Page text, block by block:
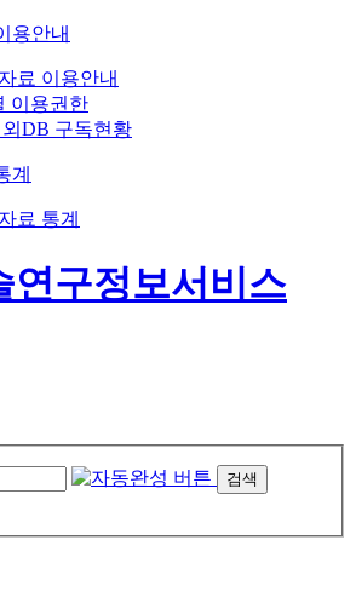
용안내
료 이용안내
이용권한
DB 구독현황
계
료 통계
검색